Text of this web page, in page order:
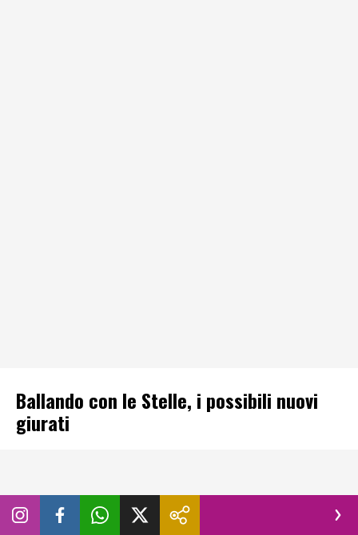
Ballando con le Stelle, i possibili nuovi
giurati